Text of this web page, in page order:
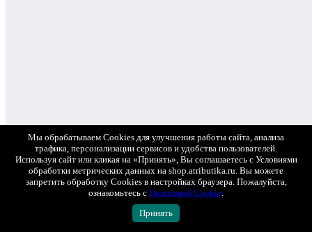
Мы обрабатываем Cookies для улучшения работы сайта, анализа
трафика, персонализации сервисов и удобства пользователей.
Используя сайт или кликая на «Принять», Вы соглашаетесь с Условиями
обработки метрических данных на shop.atributika.ru. Вы можете
запретить обработку Cookies в настройках браузера. Пожалуйста,
ознакомьтесь с Политикой Cookie.
Принять